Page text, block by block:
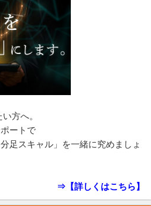
方へ。
ートで
足スキャル」を一緒に究めましょ
⇒【詳しくはこちら】